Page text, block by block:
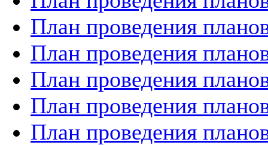
План проведения
План проведения
План проведения
План проведения
План проведения